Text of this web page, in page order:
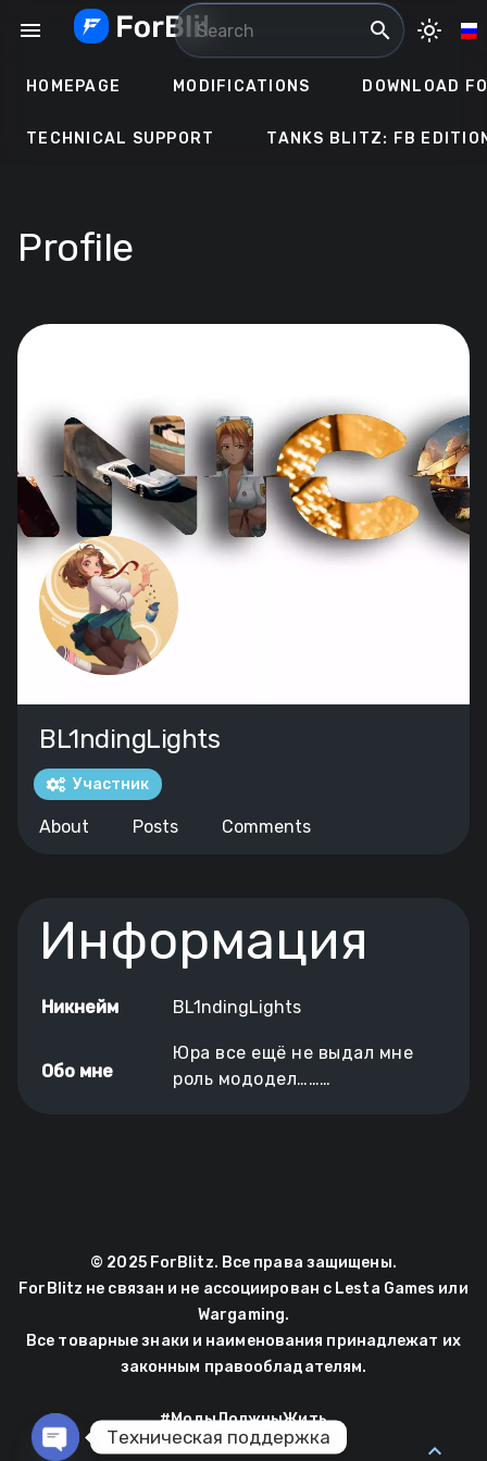
menu search light_mode
HOMEPAGE MODIFICATIONS DOWNLOAD
TECHNICAL SUPPORT TANKS BLITZ: FB
Profile
BL1ndingLights
Участник
About Posts Comments
Информация
Никнейм BL1ndingLights
Обо мне
Юра все ещё не выдал мне
роль мододел………
© 2025 ForBlitz. Все права защищены.
ForBlitz не связан и не ассоциирован с Lesta Games или
Wargaming.
Все товарные знаки и наименования принадлежат их
законным правообладателям.
#МодыДолжныЖить
expand_less
Техническая поддержка